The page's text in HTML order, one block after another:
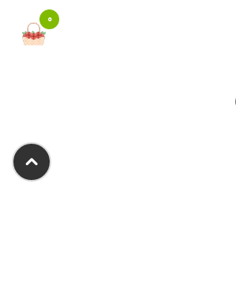
0